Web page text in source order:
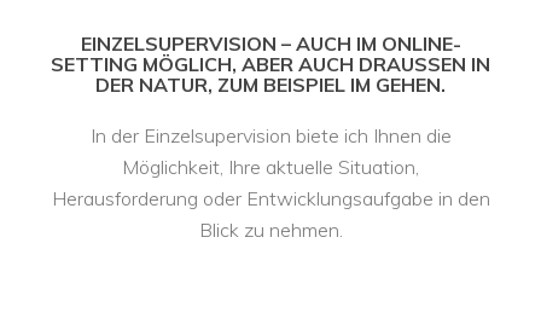
EINZELSUPERVISION – AUCH IM ONLINE-
SETTING MÖGLICH, ABER AUCH DRAUSSEN IN D
ER NATUR, ZUM BEISPIEL IM GEHEN.
In der Einzelsupervision biete ich Ihnen die
Möglichkeit, Ihre aktuelle Situation,
Herausforderung oder Entwicklungsaufgabe in den
Blick zu nehmen.